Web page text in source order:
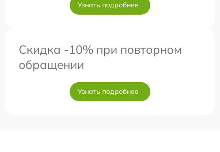
Узнать подробнее
Скидка -10% при повторном
обращении
Узнать подробнее